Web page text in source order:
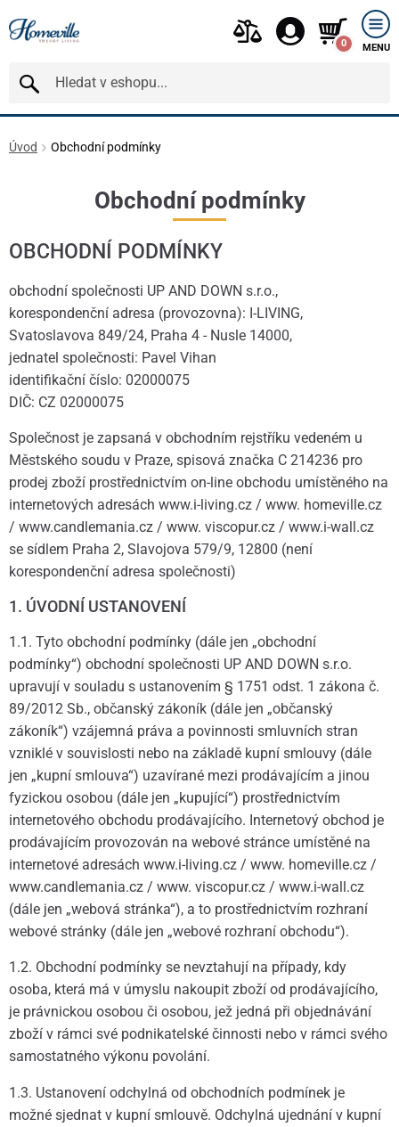
0 MENU
Úvod Obchodní podmínky
Obchodní podmínky
OBCHODNÍ PODMÍNKY
obchodní společnosti UP AND DOWN s.r.o.,
korespondenční adresa (provozovna): I-LIVING,
Svatoslavova 849/24, Praha 4 - Nusle 14000,
jednatel společnosti: Pavel Vihan
identifikační číslo: 02000075
DIČ: CZ 02000075
Společnost je zapsaná v obchodním rejstříku vedeném u
Městského soudu v Praze, spisová značka C 214236 pro
prodej zboží prostřednictvím on-line obchodu umístěného na
internetových adresách www.i-living.cz / www. homeville.cz
/ www.candlemania.cz / www. viscopur.cz / www.i-wall.cz
se sídlem Praha 2, Slavojova 579/9, 12800 (není
korespondenční adresa společnosti)
1. ÚVODNÍ USTANOVENÍ
1.1. Tyto obchodní podmínky (dále jen „obchodní
podmínky“) obchodní společnosti UP AND DOWN s.r.o.
upravují v souladu s ustanovením § 1751 odst. 1 zákona č.
89/2012 Sb., občanský zákoník (dále jen „občanský
zákoník“) vzájemná práva a povinnosti smluvních stran
vzniklé v souvislosti nebo na základě kupní smlouvy (dále
jen „kupní smlouva“) uzavírané mezi prodávajícím a jinou
fyzickou osobou (dále jen „kupující“) prostřednictvím
internetového obchodu prodávajícího. Internetový obchod je
prodávajícím provozován na webové stránce umístěné na
internetové adresách www.i-living.cz / www. homeville.cz /
www.candlemania.cz / www. viscopur.cz / www.i-wall.cz
(dále jen „webová stránka“), a to prostřednictvím rozhraní
webové stránky (dále jen „webové rozhraní obchodu“).
1.2. Obchodní podmínky se nevztahují na případy, kdy
osoba, která má v úmyslu nakoupit zboží od prodávajícího,
je právnickou osobou či osobou, jež jedná při objednávání
zboží v rámci své podnikatelské činnosti nebo v rámci svého
samostatného výkonu povolání.
1.3. Ustanovení odchylná od obchodních podmínek je
možné sjednat v kupní smlouvě. Odchylná ujednání v kupní